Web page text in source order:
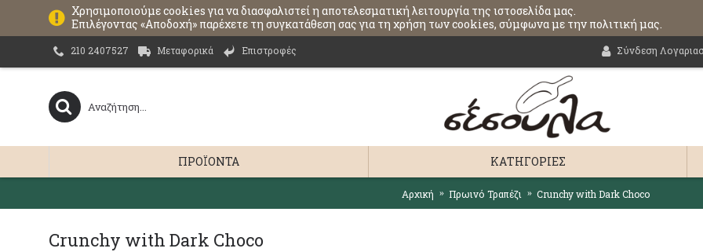
Χρησιμοποιούμε cookies για να διασφαλιστεί η αποτελεσματική λειτουργία της ιστοσελίδα μας.
Επιλέγοντας «Αποδοχή» παρέχετε τη συγκατάθεση σας για τη χρήση των cookies, σύμφωνα με την πολιτική μας.
210 2407527 Μεταφορικά Επιστροφές Σύνδεση
ΠΡΟΪΌΝΤΑ ΚΑΤΗΓΟΡΊΕΣ
Αρχική Πρωινό Τραπέζι Crunchy with Dark Choco
Crunchy with Dark Choco